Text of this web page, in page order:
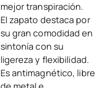
mejor transpiración.
El zapato destaca por
su gran comodidad en
sintonía con su
ligereza y flexibilidad.
Es antimagnético, libre